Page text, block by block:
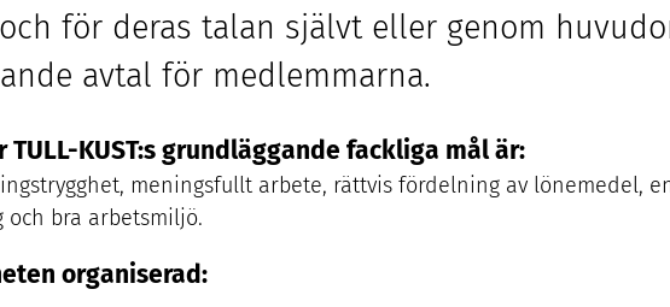
för deras talan självt eller genom
avtal för medlemmarna.
TULL-KUST:s grundläggande fackliga mål är:
meningsfullt arbete, rättvis fördelning av lönemedel,
och bra arbetsmiljö.
organiserad: